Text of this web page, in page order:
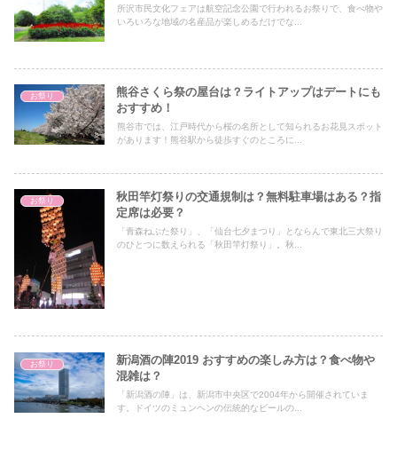
所沢市民文化フェアは航空記念公園で行われるお祭りで、食べ物や
いろいろな地域の名産品が楽しめるだけでな...
お祭り
熊谷さくら祭の屋台は？ライトアップはデートにも
おすすめ！
熊谷市では、江戸時代から桜の名所として知られるお花見スポット
があります！熊谷駅から徒歩すぐのところに...
お祭り
秋田竿灯祭りの交通規制は？無料駐車場はある？指
定席は必要？
「青森ねぶた祭り」、「仙台七夕まつり」とならんで東北三大祭り
のひとつに数えられる「秋田竿灯祭り」。秋...
お祭り
新潟酒の陣2019 おすすめの楽しみ方は？食べ物や
混雑は？
「新潟酒の陣」は、新潟市中央区で2004年から開催されていま
す。ドイツのミュンヘンの伝統的なビールの...